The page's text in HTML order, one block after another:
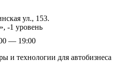
ул., 153.
-1 уровень
— 19:00
и технологии для автобизнеса